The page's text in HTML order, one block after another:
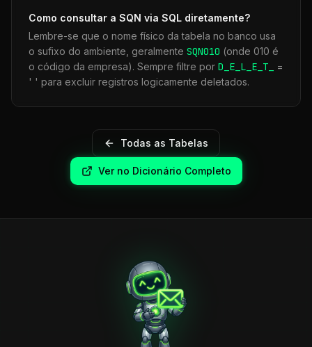
Como consultar a SQN via SQL diretamente?
Lembre-se que o nome físico da tabela no banco usa
o sufixo do ambiente, geralmente SQN010 (onde 010 é
o código da empresa). Sempre filtre por D_E_L_E_T_
=
' ' para excluir registros logicamente deletados.
Todas as Tabelas
Ver no Dicionário Completo